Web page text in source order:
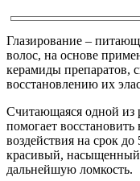
Глазирование –
волос, на основе
керамиды препаратов,
восстановлению их
Считающаяся одной из
помогает
воздействия на срок
красивый, насыщенный
дальнейшую ломкость.